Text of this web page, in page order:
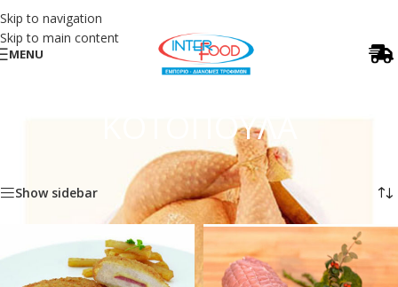
Skip to navigation
Skip to main content
MENU
ΚΟΤΟΠΟΥΛΑ
ΚΟΤΟΠΟΥΛΑ Βλέπετε 1–12 από 14 αποτελέσματα
Show sidebar